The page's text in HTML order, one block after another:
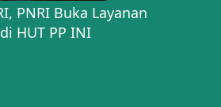
PNRI Buka Layanan
HUT PP INI